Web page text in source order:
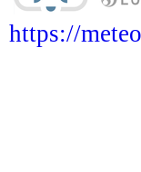
https://